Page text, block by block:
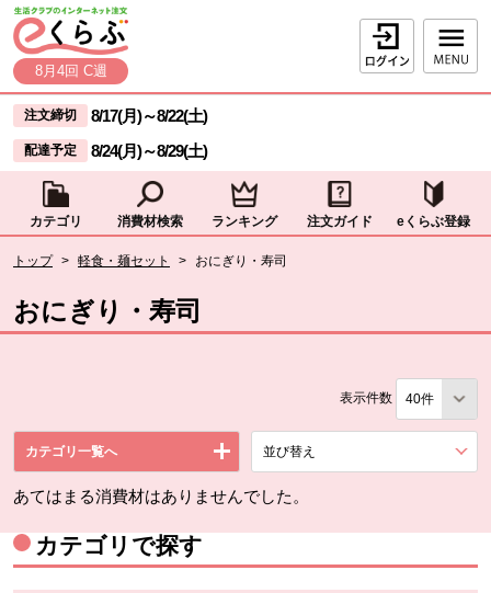
ページの先頭です。
本文へジャンプする。
8月4回 C週
ログイン
ここからサイト内共通メニューです。
サイト内共通メニューをスキップする
注文締切 8/17(月)～8/22(土)
配達予定 8/24(月)～8/29(土)
カテゴリ 消費材検索 ランキング 注文ガイド eくらぶ登録
トップ > 軽食・麺セット > おにぎり・寿司
おにぎり・寿司
表示件数
カテゴリ一覧へ 並び替え
あてはまる消費材はありませんでした。
カテゴリで探す